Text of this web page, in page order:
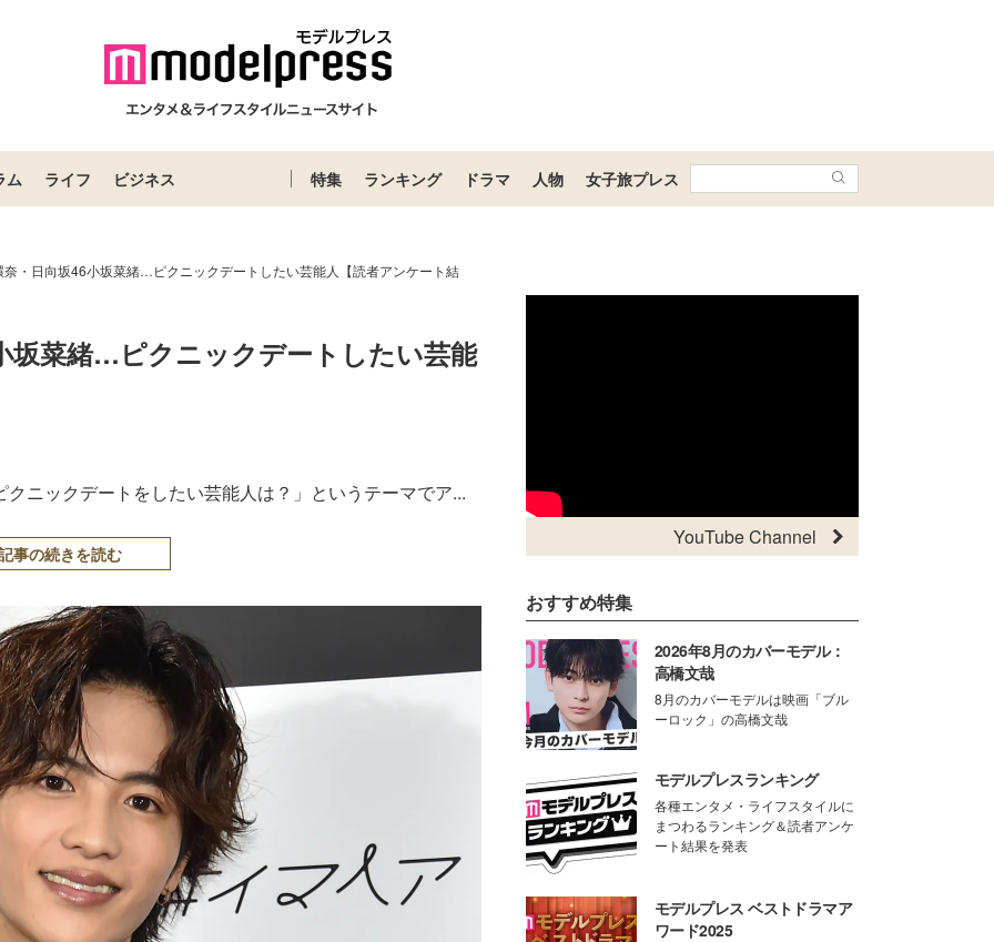
ム ライフ ビジネス 特集 ランキング ドラマ 人物 女子旅プレス
奈・日向坂46小坂菜緒…ピクニックデートしたい芸能人【読者アンケート結
坂菜緒…ピクニックデートしたい芸能
ニックデートをしたい芸能人は？」というテーマでア...
事の続きを読む
YouTube Channel
おすすめ特集
2026年8月のカバーモデル：
高橋文哉
8月のカバーモデルは映画「ブル
ーロック」の高橋文哉
モデルプレスランキング
各種エンタメ・ライフスタイルに
まつわるランキング＆読者アンケ
ート結果を発表
モデルプレス ベストドラマア
ワード2025